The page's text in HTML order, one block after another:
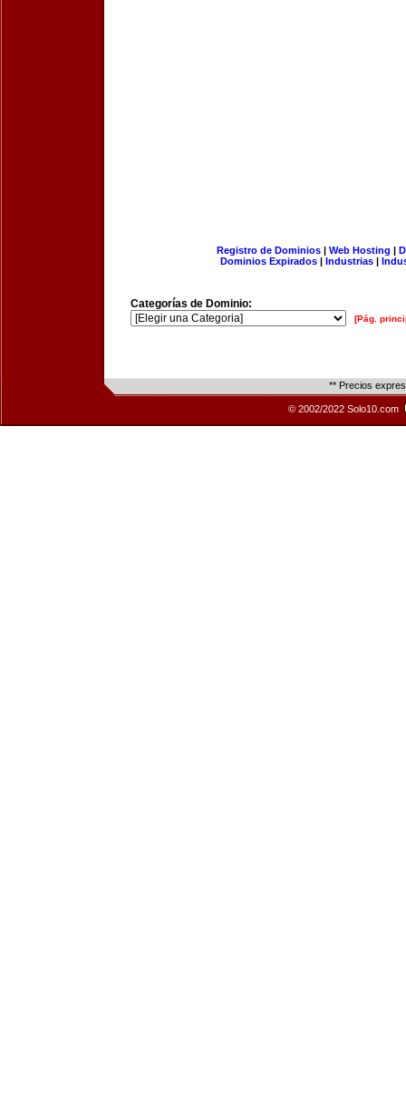
Registro de Dominios| Web Hosting |
Dominios Expirados | Industrias |
Categorías de Dominio:
[Pág.
** Precios
© 2002/2022 Solo10.com